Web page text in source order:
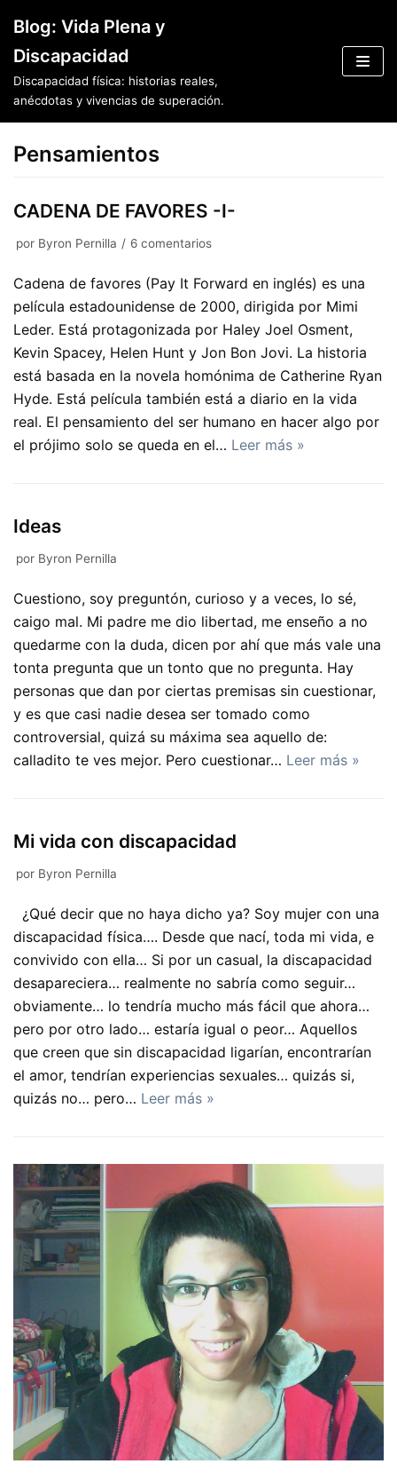
Saltar
al
contenido
Blog: Vida Plena y
Discapacidad
Discapacidad física: historias reales,
anécdotas y vivencias de superación.
Pensamientos
CADENA DE FAVORES -I-
por Byron Pernilla 6 comentarios
Cadena de favores (Pay It Forward en inglés) es una
película estadounidense de 2000, dirigida por Mimi
Leder. Está protagonizada por Haley Joel Osment,
Kevin Spacey, Helen Hunt y Jon Bon Jovi. La historia
está basada en la novela homónima de Catherine Ryan
Hyde. Está película también está a diario en la vida
real. El pensamiento del ser humano en hacer algo por
el prójimo solo se queda en el… Leer más »
Ideas
por Byron Pernilla
Cuestiono, soy preguntón, curioso y a veces, lo sé,
caigo mal. Mi padre me dio libertad, me enseño a no
quedarme con la duda, dicen por ahí que más vale una
tonta pregunta que un tonto que no pregunta. Hay
personas que dan por ciertas premisas sin cuestionar,
y es que casi nadie desea ser tomado como
controversial, quizá su máxima sea aquello de:
calladito te ves mejor. Pero cuestionar… Leer más »
Mi vida con discapacidad
por Byron Pernilla
¿Qué decir que no haya dicho ya? Soy mujer con una
discapacidad física…. Desde que nací, toda mi vida, e
convivido con ella… Si por un casual, la discapacidad
desapareciera… realmente no sabría como seguir…
obviamente… lo tendría mucho más fácil que ahora…
pero por otro lado… estaría igual o peor… Aquellos
que creen que sin discapacidad ligarían, encontrarían
el amor, tendrían experiencias sexuales… quizás si,
quizás no… pero… Leer más »